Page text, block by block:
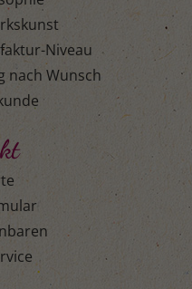
Niveau
nach Wunsch